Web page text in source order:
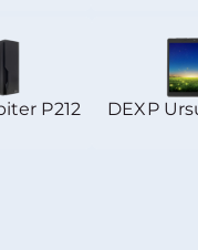
P212 DEXP